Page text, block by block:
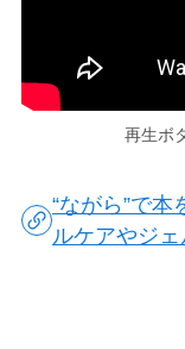
再生ボ
“ながら”で
ルケアやジ